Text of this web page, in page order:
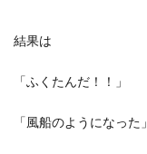
結果は
「ふくたんだ！！」
「風船のようになった」